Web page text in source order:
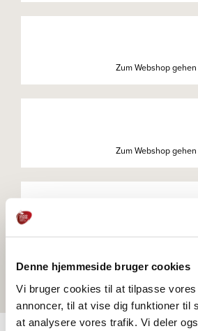
Denne hjemmeside bruger cookies
Vi bruger cookies til at tilpasse vores
annoncer, til at vise dig funktioner til
at analysere vores trafik. Vi deler
Zum Webshop gehen
Zum Webshop gehen